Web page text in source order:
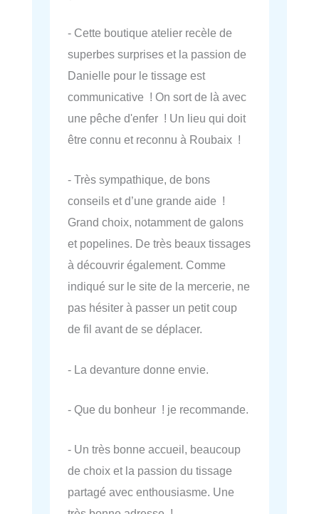
- Cette boutique atelier recèle de
superbes surprises et la passion de
Danielle pour le tissage est
communicative ! On sort de là avec
une pêche d'enfer ! Un lieu qui doit
être connu et reconnu à Roubaix !
- Très sympathique, de bons
conseils et d’une grande aide !
Grand choix, notamment de galons
et popelines. De très beaux tissages
à découvrir également. Comme
indiqué sur le site de la mercerie, ne
pas hésiter à passer un petit coup
de fil avant de se déplacer.
- La devanture donne envie.
- Que du bonheur ! je recommande.
- Un très bonne accueil, beaucoup
de choix et la passion du tissage
partagé avec enthousiasme. Une